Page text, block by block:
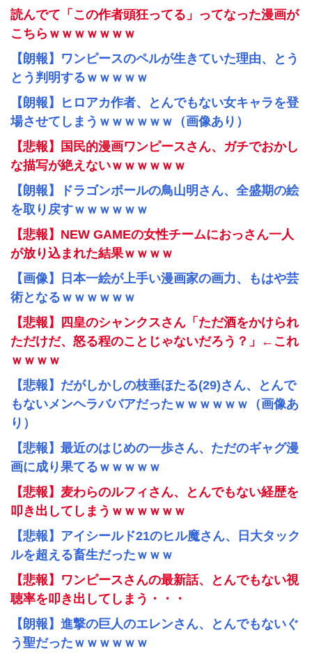
読んでて「この作者頭狂ってる」ってなった漫画が
こちらｗｗｗｗｗｗｗ
【朗報】ワンピースのペルが生きていた理由、とう
とう判明するｗｗｗｗｗ
【朗報】ヒロアカ作者、とんでもない女キャラを登
場させてしまうｗｗｗｗｗｗ（画像あり）
【悲報】国民的漫画ワンピースさん、ガチでおかし
な描写が絶えないｗｗｗｗｗｗ
【朗報】ドラゴンボールの鳥山明さん、全盛期の絵
を取り戻すｗｗｗｗｗｗ
【悲報】NEW GAMEの女性チームにおっさん一人
が放り込まれた結果ｗｗｗｗ
【画像】日本一絵が上手い漫画家の画力、もはや芸
術となるｗｗｗｗｗｗ
【悲報】四皇のシャンクスさん「ただ酒をかけられ
ただけだ、怒る程のことじゃないだろう？」←これ
ｗｗｗｗ
【悲報】だがしかしの枝垂ほたる(29)さん、とんで
もないメンヘラババアだったｗｗｗｗｗｗ（画像あ
り）
【悲報】最近のはじめの一歩さん、ただのギャグ漫
画に成り果てるｗｗｗｗｗ
【悲報】麦わらのルフィさん、とんでもない経歴を
叩き出してしまうｗｗｗｗｗｗ
【悲報】アイシールド21のヒル魔さん、日大タック
ルを超える畜生だったｗｗｗ
【悲報】ワンピースさんの最新話、とんでもない視
聴率を叩き出してしまう・・・
【朗報】進撃の巨人のエレンさん、とんでもないぐ
う聖だったｗｗｗｗｗｗ